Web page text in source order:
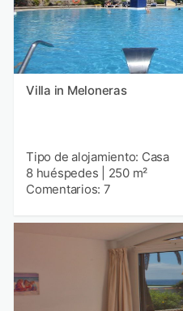
Villa in Meloneras
Tipo de alojamiento: Casa
8 huéspedes
250 m²
Comentarios: 7